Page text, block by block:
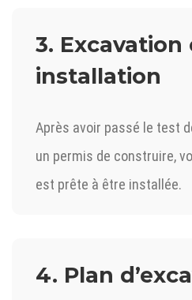
3. Excavation
installation
Après avoir passé le test
un permis de construire,
est prête à être installée.
4. Plan